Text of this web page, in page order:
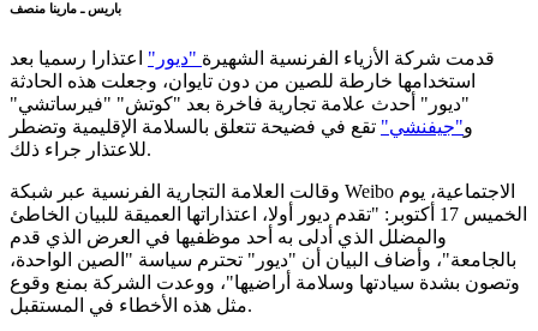
باريس ـ مارينا منصف
قدمت شركة الأزياء الفرنسية الشهيرة "ديور" اعتذارا رسميا بعد
استخدامها خارطة للصين من دون تايوان، وجعلت هذه الحادثة
"ديور" أحدث علامة تجارية فاخرة بعد "كوتش" "فيرساتشي"
و"جيفنشي" تقع في فضيحة تتعلق بالسلامة الإقليمية وتضطر
للاعتذار جراء ذلك.
وقالت العلامة التجارية الفرنسية عبر شبكة Weibo الاجتماعية، يوم
الخميس 17 أكتوبر: "تقدم ديور أولا، اعتذاراتها العميقة للبيان الخاطئ
والمضلل الذي أدلى به أحد موظفيها في العرض الذي قدم
بالجامعة"، وأضاف البيان أن "ديور" تحترم سياسة "الصين الواحدة،
وتصون بشدة سيادتها وسلامة أراضيها"، ووعدت الشركة بمنع وقوع
مثل هذه الأخطاء في المستقبل.